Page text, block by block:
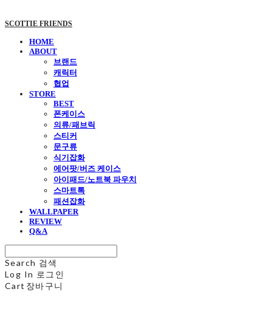
SCOTTIE FRIENDS
HOME
ABOUT
브랜드
캐릭터
협업
STORE
BEST
폰케이스
의류/패브릭
스티커
문구류
식기잡화
에어팟/버즈 케이스
아이패드/노트북 파우치
스마트톡
패션잡화
WALLPAPER
REVIEW
Q&A
Search 검색
Log In 로그인
Cart 장바구니